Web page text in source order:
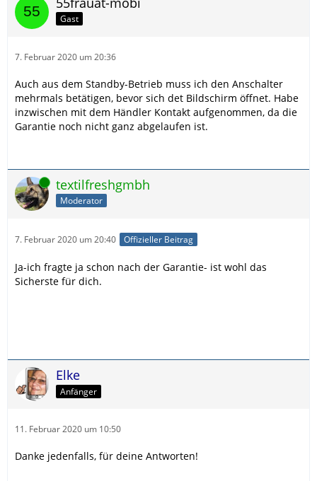
Gast
7. Februar 2020 um 20:36
Auch aus dem Standby-Betrieb muss ich den Anschalter
mehrmals betätigen, bevor sich det Bildschirm öffnet. Habe
inzwischen mit dem Händler Kontakt aufgenommen, da die
Garantie noch nicht ganz abgelaufen ist.
Online textilfreshgmbh
Moderator
7. Februar 2020 um 20:40 Offizieller Beitrag
Ja-ich fragte ja schon nach der Garantie- ist wohl das
Sicherste für dich.
Elke
Anfänger
11. Februar 2020 um 10:50
Danke jedenfalls, für deine Antworten!